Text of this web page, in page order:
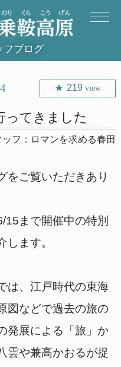
フブログ
219 view
ってきました
フ： ロマンを求める春田
をご覧いただきあり
15まで開催中の特別
します。
は、江戸時代の東海
図などで過去の旅の
発展による「旅」か
雲や兼高かおるが捉